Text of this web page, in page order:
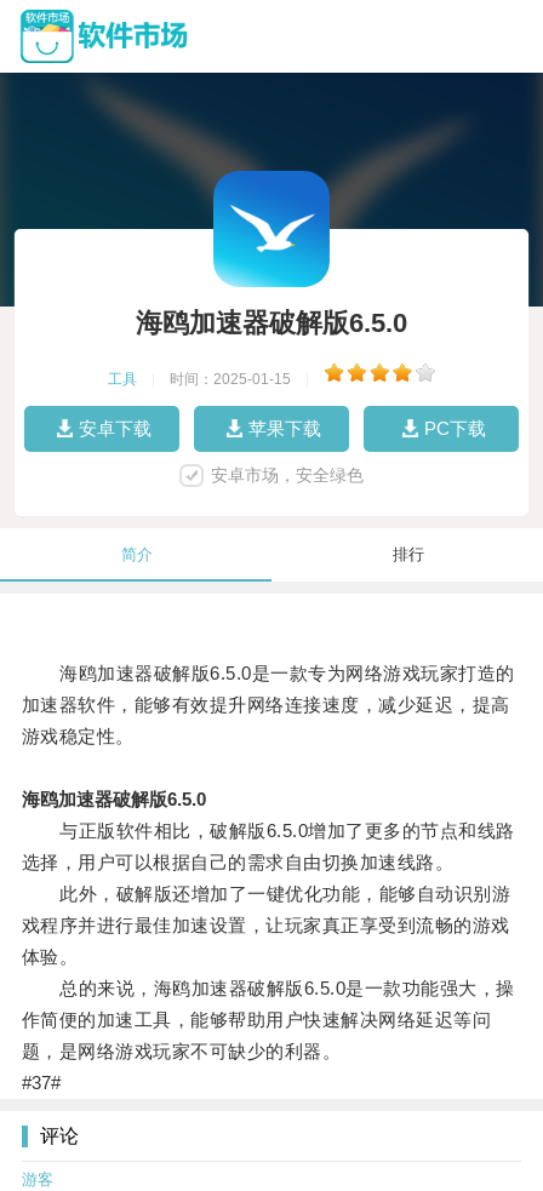
海鸥加速器破解版6.5.0
工具 时间：2025-01-15
安卓下载 苹果下载 PC下载
安卓市场，安全绿色
简介 排行
海鸥加速器破解版6.5.0是一款专为网络游戏玩家打造的
加速器软件，能够有效提升网络连接速度，减少延迟，提高
游戏稳定性。
海鸥加速器破解版6.5.0
与正版软件相比，破解版6.5.0增加了更多的节点和线路
选择，用户可以根据自己的需求自由切换加速线路。
此外，破解版还增加了一键优化功能，能够自动识别游
戏程序并进行最佳加速设置，让玩家真正享受到流畅的游戏
体验。
总的来说，海鸥加速器破解版6.5.0是一款功能强大，操
作简便的加速工具，能够帮助用户快速解决网络延迟等问
题，是网络游戏玩家不可缺少的利器。
#37#
评论
游客